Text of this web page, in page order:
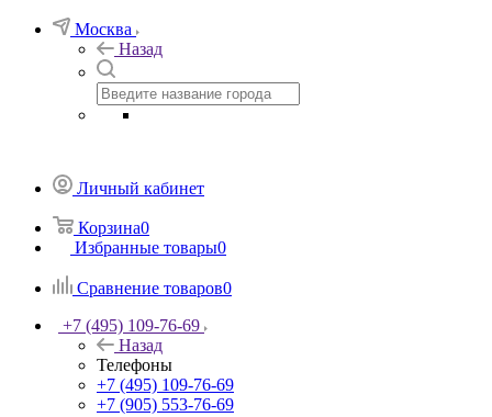
Москва
Назад
Личный кабинет
Корзина0
Избранные товары0
Сравнение товаров0
+7 (495) 109-76-69
Назад
Телефоны
+7 (495) 109-76-69
+7 (905) 553-76-69